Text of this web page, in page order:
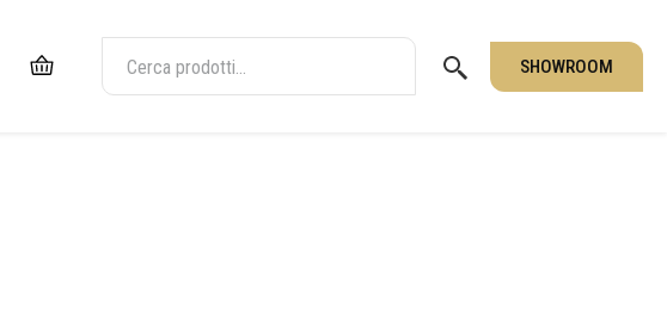
SHOWROOM